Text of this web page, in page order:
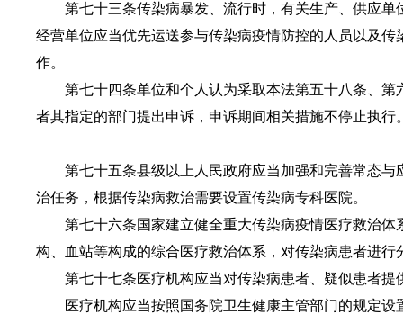
第七十三条传染病暴发、流行时，有关生产、供应单
经营单位应当优先运送参与传染病疫情防控的人员以及
作。
第七十四条单位和个人认为采取本法第五十八条、第
者其指定的部门提出申诉，申诉期间相关措施不停止执
第七十五条县级以上人民政府应当加强和完善常态与
治任务，根据传染病救治需要设置传染病专科医院。
第七十六条国家建立健全重大传染病疫情医疗救治体
构、血站等构成的综合医疗救治体系，对传染病患者进
第七十七条医疗机构应当对传染病患者、疑似患者提
医疗机构应当按照国务院卫生健康主管部门的规定设